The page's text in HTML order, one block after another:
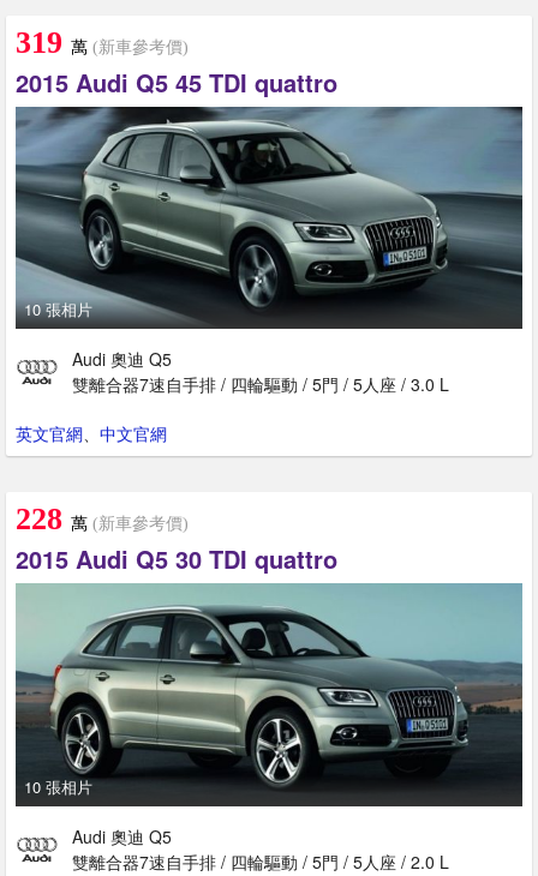
319 萬 (新車參考價)
2015 Audi Q5 45 TDI quattro
10 張相片
Audi 奧迪 Q5
雙離合器7速自手排 / 四輪驅動 / 5門 / 5人座 / 3.0 L
英文官網、 中文官網
228 萬 (新車參考價)
2015 Audi Q5 30 TDI quattro
10 張相片
Audi 奧迪 Q5
雙離合器7速自手排 / 四輪驅動 / 5門 / 5人座 / 2.0 L